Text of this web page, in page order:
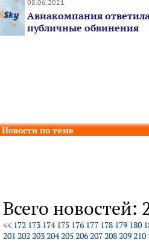
08.06.2021
Авиакомпания
публичные обвинения
Новости по теме
Всего новостей:
<< 172 173 174 175 176 177 178 179 180
201 202203204205206207208209210